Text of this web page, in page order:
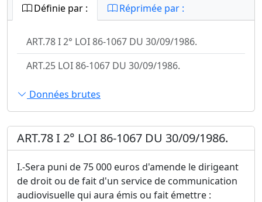
Définie par : Réprimée par :
ART.78 I 2° LOI 86-1067 DU 30/09/1986.
ART.25 LOI 86-1067 DU 30/09/1986.
Données brutes
ART.78 I 2° LOI 86-1067 DU 30/09/1986.
I.-Sera puni de 75 000 euros d'amende le dirigeant
de droit ou de fait d'un service de communication
audiovisuelle qui aura émis ou fait émettre :